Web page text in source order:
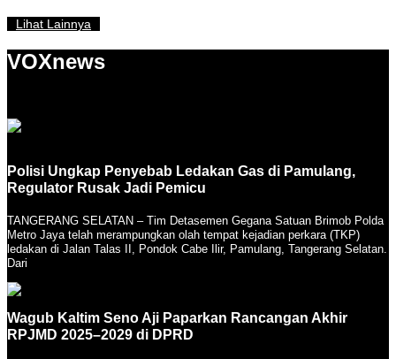
Lihat Lainnya
VOXnews
Polisi Ungkap Penyebab Ledakan Gas di Pamulang,
Regulator Rusak Jadi Pemicu
TANGERANG SELATAN – Tim Detasemen Gegana Satuan Brimob Polda
Metro Jaya telah merampungkan olah tempat kejadian perkara (TKP)
ledakan di Jalan Talas II, Pondok Cabe Ilir, Pamulang, Tangerang Selatan.
Dari
Wagub Kaltim Seno Aji Paparkan Rancangan Akhir
RPJMD 2025–2029 di DPRD